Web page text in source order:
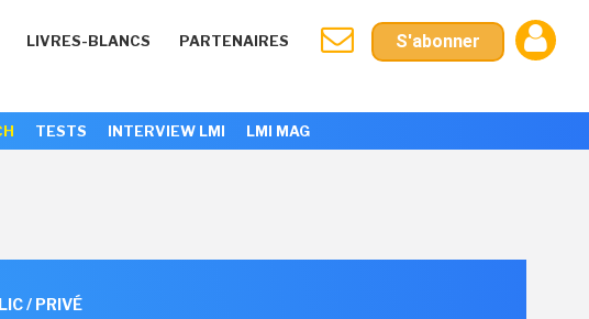
LIVRES-BLANCS PARTENAIRES S'abonner
TESTS INTERVIEW LMI LMI MAG
/ PRIVÉ